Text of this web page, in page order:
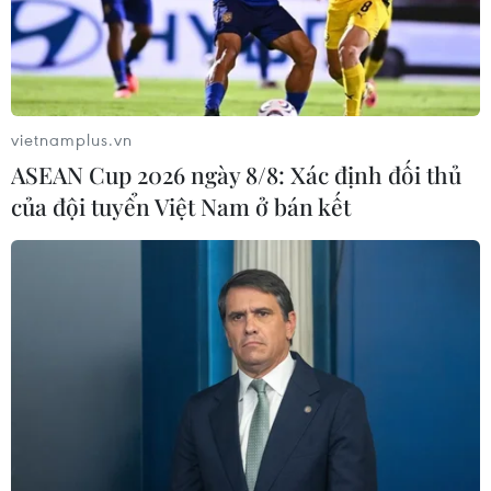
đội Cụ Hồ trong tình hình mới.
Quân đội Việt Nam: Từ nhân dân mà ra, vì
nhân dân mà chiến đấu
vietnamplus.vn
ASEAN Cup 2026 ngày 8/8: Xác định đối thủ
của đội tuyển Việt Nam ở bán kết